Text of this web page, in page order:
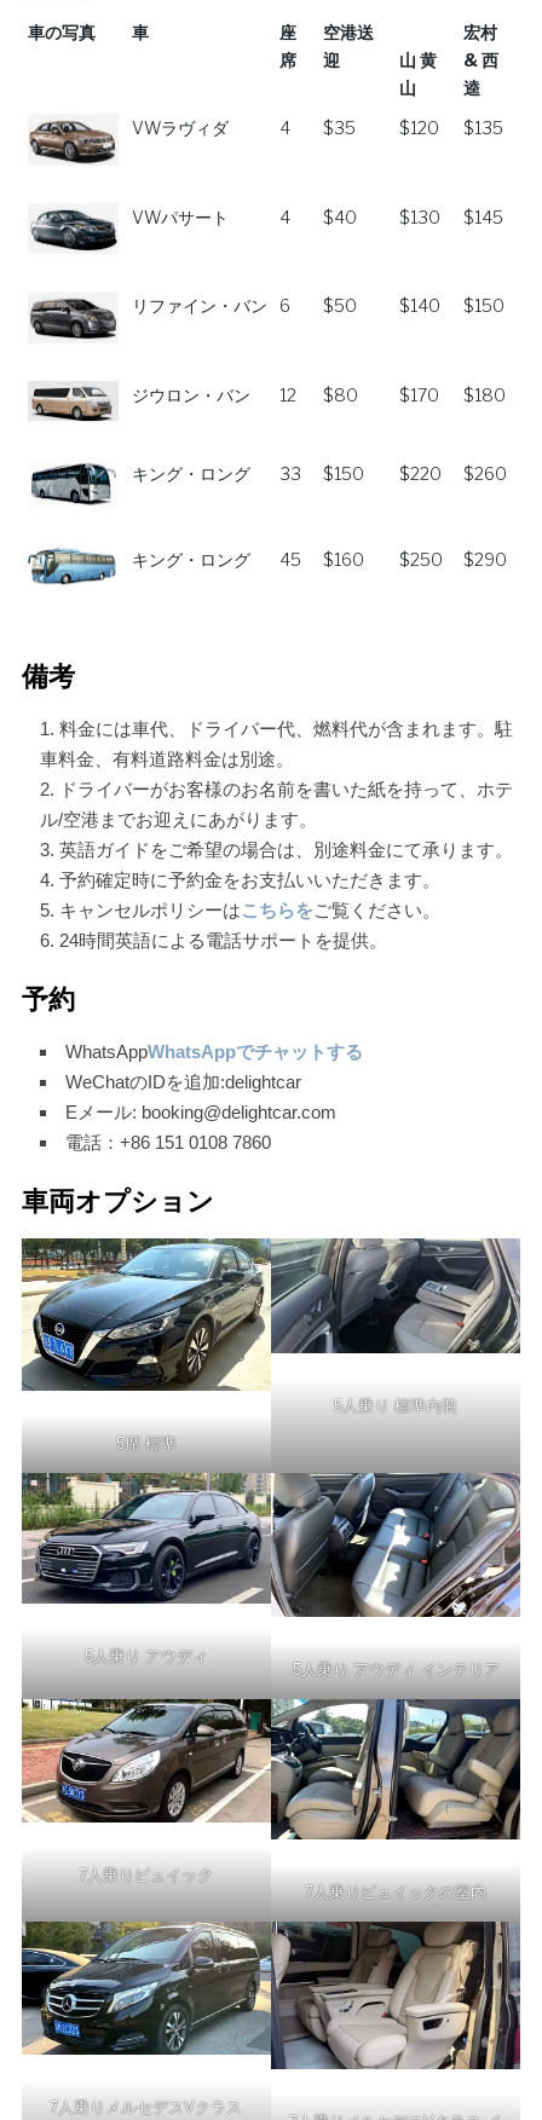
車の写真 車
座
席
空港送
迎
山 黄
山
宏村
& 西
逵
車の写真
車
座
空港送
宏村
VWラヴィダ 4 $35 $120 $135
VWパサート 4 $40 $130 $145
リファイン・バン 6 $50 $140 $150
ジウロン・バン 12 $80 $170 $180
キング・ロング 33 $150 $220 $260
キング・ロング 45 $160 $250 $290
備考
料金には車代、ドライバー代、燃料代が含まれます。駐
車料金、有料道路料金は別途。
ドライバーがお客様のお名前を書いた紙を持って、ホテ
ル/空港までお迎えにあがります。
英語ガイドをご希望の場合は、別途料金にて承ります。
予約確定時に予約金をお支払いいただきます。
キャンセルポリシーはこちらをご覧ください。
24時間英語による電話サポートを提供。
予約
WhatsAppWhatsAppでチャットする
WeChatのIDを追加:delightcar
Eメール: booking@delightcar.com
電話：+86 151 0108 7860
車両オプション
5席 標準
5人乗り 標準内装
5人乗り アウディ
5人乗り アウディ インテリア
7人乗りビュイック
7人乗りビュイックの室内
7人乗りメルセデスVクラス